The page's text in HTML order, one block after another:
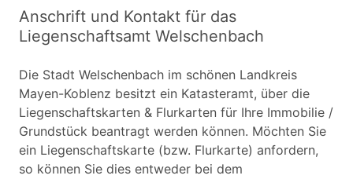
Anschrift und Kontakt für das
Liegenschaftsamt Welschenbach
Die Stadt Welschenbach im schönen Landkreis
Mayen-Koblenz besitzt ein Katasteramt, über die
Liegenschaftskarten & Flurkarten für Ihre Immobilie /
Grundstück beantragt werden können. Möchten Sie
ein Liegenschaftskarte (bzw. Flurkarte) anfordern,
so können Sie dies entweder bei dem